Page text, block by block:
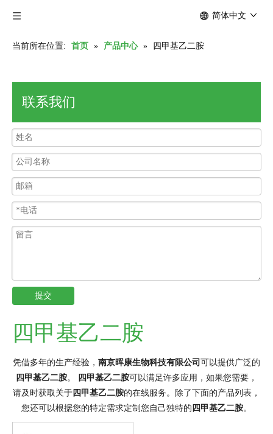
简体中文
当前所在位置: 首页 » 产品中心 » 四甲基乙二胺
联系我们
提交
四甲基乙二胺
凭借多年的生产经验， 南京晖康生物科技有限公司 可以提供广泛的
四甲基乙二胺。 四甲基乙二胺可以满足许多应用，如果您需要，
请及时获取关于 四甲基乙二胺的在线服务。除了下面的产品列表，
您还可以根据您的特定需求定制您自己独特的 四甲基乙二胺。